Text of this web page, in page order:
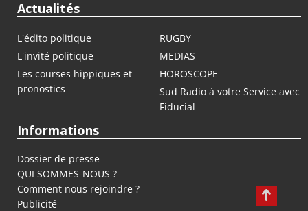
Actualités
L'édito politique
RUGBY
L'invité politique
MEDIAS
Les courses hippiques et
pronostics
HOROSCOPE
Sud Radio à votre Service avec
Fiducial
Informations
Dossier de presse
QUI SOMMES-NOUS ?
Comment nous rejoindre ?
Publicité